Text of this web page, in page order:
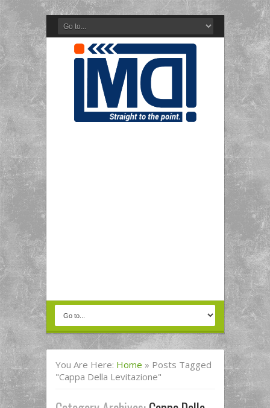
You Are Here: Home » Posts Tagged
"cappa Della Levitazione"